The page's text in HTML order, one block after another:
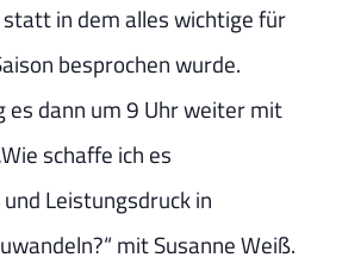
in dem alles wichtige für
besprochen wurde.
es dann um 9 Uhr weiter mit
schaffe ich es
Leistungsdruck in
mit Susanne Weiß.